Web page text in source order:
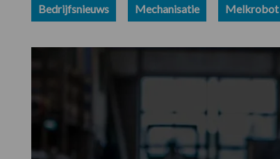
Bedrijfsnieuws Mechanisatie Melkrobot